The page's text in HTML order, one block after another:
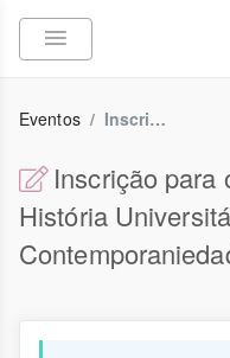
Eventos Inscrição
Inscrição para
História